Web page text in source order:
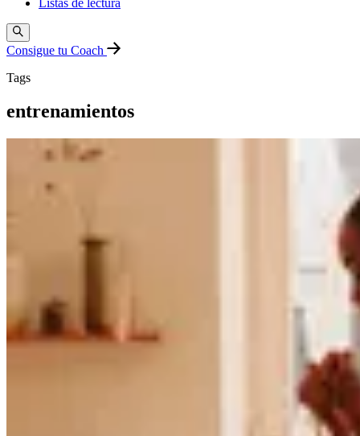
Listas de lectura
Consigue tu Coach
Tags
entrenamientos